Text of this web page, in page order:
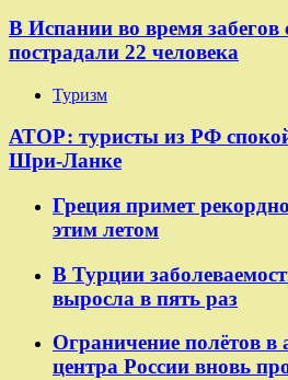
В Испании во время
пострадали 22 человека
Туризм
АТОР: туристы из РФ
Шри-Ланке
Греция примет
этим летом
В Турции
выросла в пять раз
Ограничение полётов
центра России вновь